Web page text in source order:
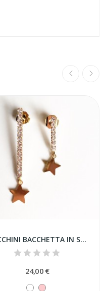
ORECCHINI BACCHETTA IN STRASS CON STELLA
24,00 €